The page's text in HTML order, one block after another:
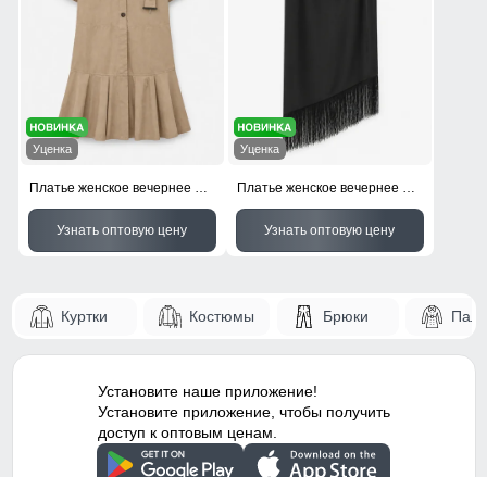
Уценка
Платье женское вечернее УЦЕНКА бежевого цвета 0959B
Узнать оптовую цену
Уценка
Платье женское вечернее УЦЕНКА черного цвета 0958Ch
Узнать оптовую цену
Куртки Костюмы Брюки
Установите наше приложение!
Установите приложение, чтобы получить
доступ к оптовым ценам.